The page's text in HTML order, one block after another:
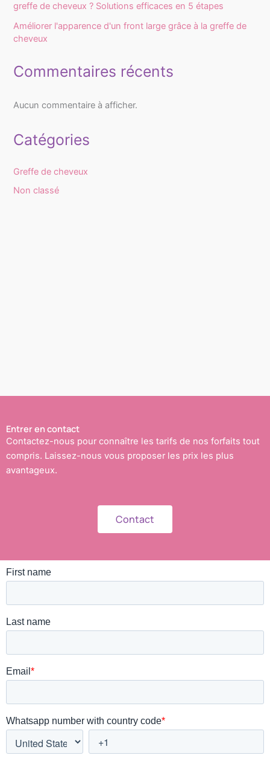
greffe de cheveux ? Solutions efficaces en 5 étapes
Améliorer l'apparence d'un front large grâce à la greffe de
cheveux
Commentaires récents
Aucun commentaire à afficher.
Catégories
Greffe de cheveux
Non classé
Entrer en contact
Contactez-nous pour connaître les tarifs de nos forfaits tout
compris. Laissez-nous vous proposer les prix les plus
avantageux.
Contact